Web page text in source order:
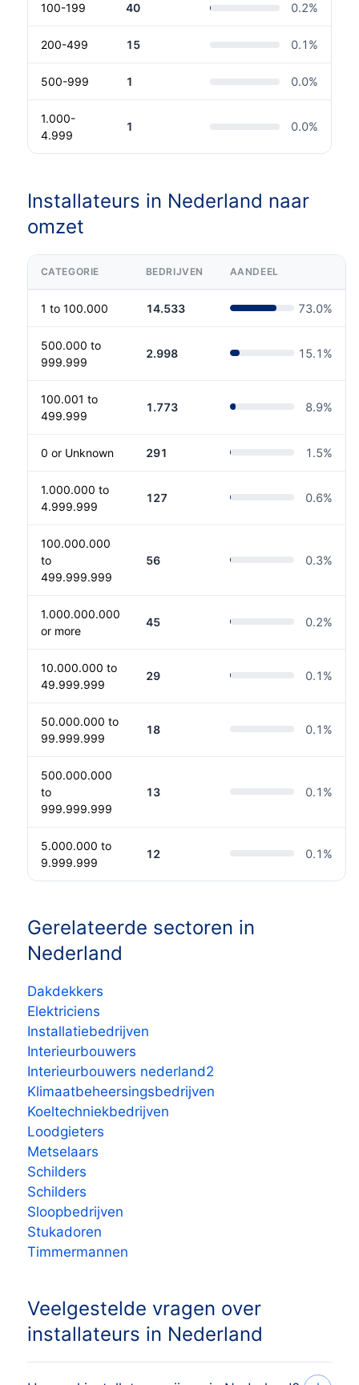
100-199 40 0.2%
200-499 15 0.1 %
500-999 1 0.0%
1.000-
4.999
1 0.0%
Installateurs in Nederland naar
omzet
CATEGORIE BEDRIJVEN AANDEEL
1 to 100.000 14.533 73.0%
500.000 to
999.999
2.998 15.1 %
100.001 to
499.999
1.773 8.9%
0 or Unknown 291 1.5%
1.000.000 to
4.999.999
127 0.6%
100.000.000
to
499.999.999
56 0.3%
1.000.000.000
or more
45 0.2%
10.000.000 to
49.999.999
29 0.1 %
50.000.000 to
99.999.999
18 0.1 %
500.000.000
to
999.999.999
13 0.1 %
5.000.000 to
9.999.999
12 0.1 %
Gerelateerde sectoren in
Nederland
Dakdekkers
Elektriciens
Installatiebedrijven
Interieurbouwers
Interieurbouwers nederland2
Klimaatbeheersingsbedrijven
Koeltechniekbedrijven
Loodgieters
Metselaars
Schilders
Schilders
Sloopbedrijven
Stukadoren
Timmermannen
Veelgestelde vragen over
installateurs in Nederland